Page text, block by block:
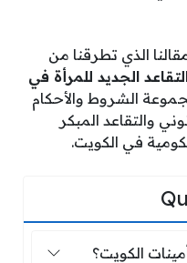
الذي تطرقنا من
الجديد للمرأة في
الشروط والأحكام
والتقاعد المبكر
في الكويت.
التأمينات
الكويت؟